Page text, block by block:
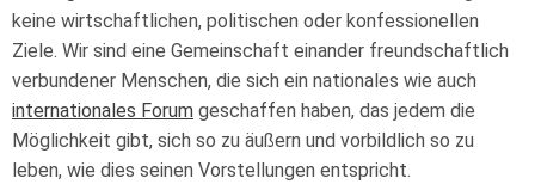
Loge Jade Veritas, Wilhelmshaven
Loge Peredur, Kassel
Loge Zur Bundestreue, Wolfenbüttel
keine wirtschaftlichen, politischen oder konfessionellen
Ziele. Wir sind eine Gemeinschaft einander freundschaftlich
verbundener Menschen, die sich ein nationales wie auch
internationales Forum geschaffen haben, das jedem die
Möglichkeit gibt, sich so zu äußern und vorbildlich so zu
leben, wie dies seinen Vorstellungen entspricht.